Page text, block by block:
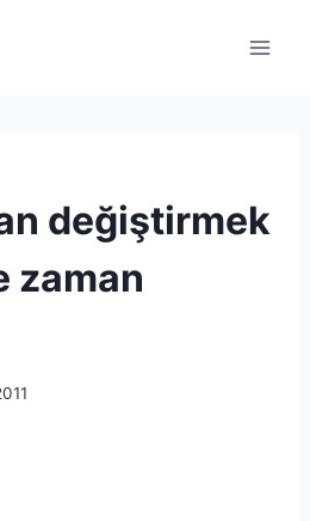
değiştirmek
zaman